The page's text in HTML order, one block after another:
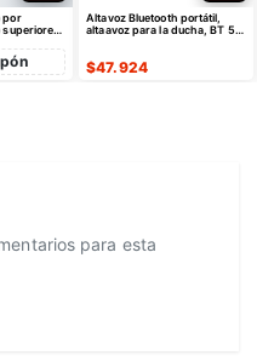
por
superiores
Altavoz Bluetooth portátil,
altaavoz para la ducha, BT 5.4
$47.924
para esta